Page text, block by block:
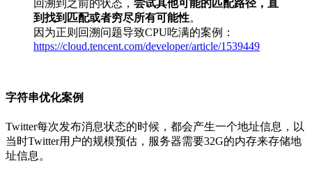
回溯到之前的状态， 尝试其他可能的匹配路径，直
到找到匹配或者穷尽所有可能性。
因为正则回溯问题导致CPU吃满的案例：
https://cloud.tencent.com/developer/article/1539449
字符串优化案例
Twitter每次发布消息状态的时候，都会产生一个地址信息，以
当时Twitter用户的规模预估，服务器需要32G的内存来存储地
址信息。